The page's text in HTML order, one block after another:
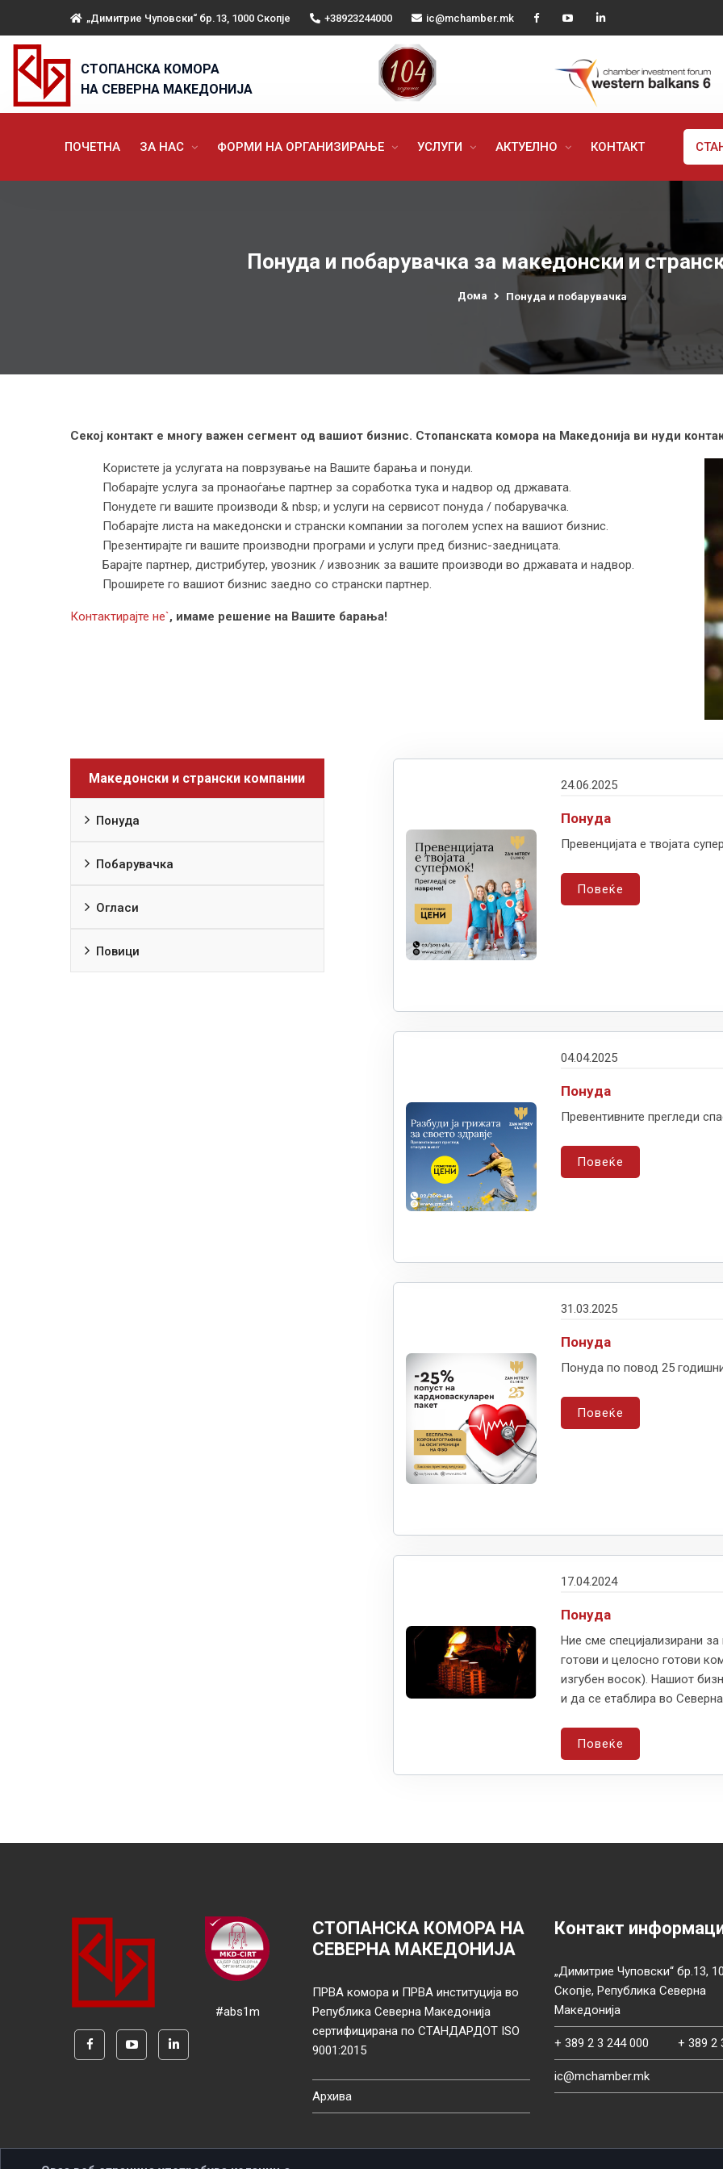
„Димитрие Чуповски“ бр.13, 1000 Скопје +38923244000 ic@mchamber.mk
СТОПАНСКА КОМОРА
НА СЕВЕРНА МАКЕДОНИЈА
ПОЧЕТНА ЗА НАС ФОРМИ НА ОРГАНИЗИРАЊЕ УСЛУГИ АКТУЕЛНО КОНТАКТ
Понуда и побарувачка за македонски и
Дома Понуда и побарувачка
Секој контакт е многу важен сегмент од вашиот бизнис. Стопанската комора на Македонија ви нуди
Користете ја услугата на поврзување на Вашите барања и понуди.
Побарајте услуга за пронаоѓање партнер за соработка тука и надвор од државата.
Понудете ги вашите производи & nbsp; и услуги на сервисот понуда / побарувачка.
Побарајте листа на македонски и странски компании за поголем успех на вашиот бизнис.
Презентирајте ги вашите производни програми и услуги пред бизнис-заедницата.
Барајте партнер, дистрибутер, увозник / извозник за вашите производи во државата и надвор.
Проширете го вашиот бизнис заедно со странски партнер.
Контактирајте не`, имаме решение на Вашите барања!
Македонски и странски компании
Понуда
Побарувачка
Огласи
Повици
24.06.2025
Понуда
Превенцијата е твојата
Повеќе
04.04.2025
Понуда
Превентивните прегледи
Повеќе
31.03.2025
Понуда
Понуда по повод 25
Повеќе
17.04.2024
Понуда
Ние сме специјализирани
готови и целосно готови
изгубен восок). Нашиот
и да се етаблира во
Повеќе
#abs1m
СТОПАНСКА КОМОРА НА
СЕВЕРНА МАКЕДОНИЈА
ПРВА комора и ПРВА институција во
Република Северна Македонија
сертифицирана по СТАНДАРДОТ ISO
9001:2015
Архива
Контакт
„Димитрие Чуповски“ бр.13,
Скопје, Република Северна
Македонија
+ 389 2 3 244 000 + 389 2
ic@mchamber.mk